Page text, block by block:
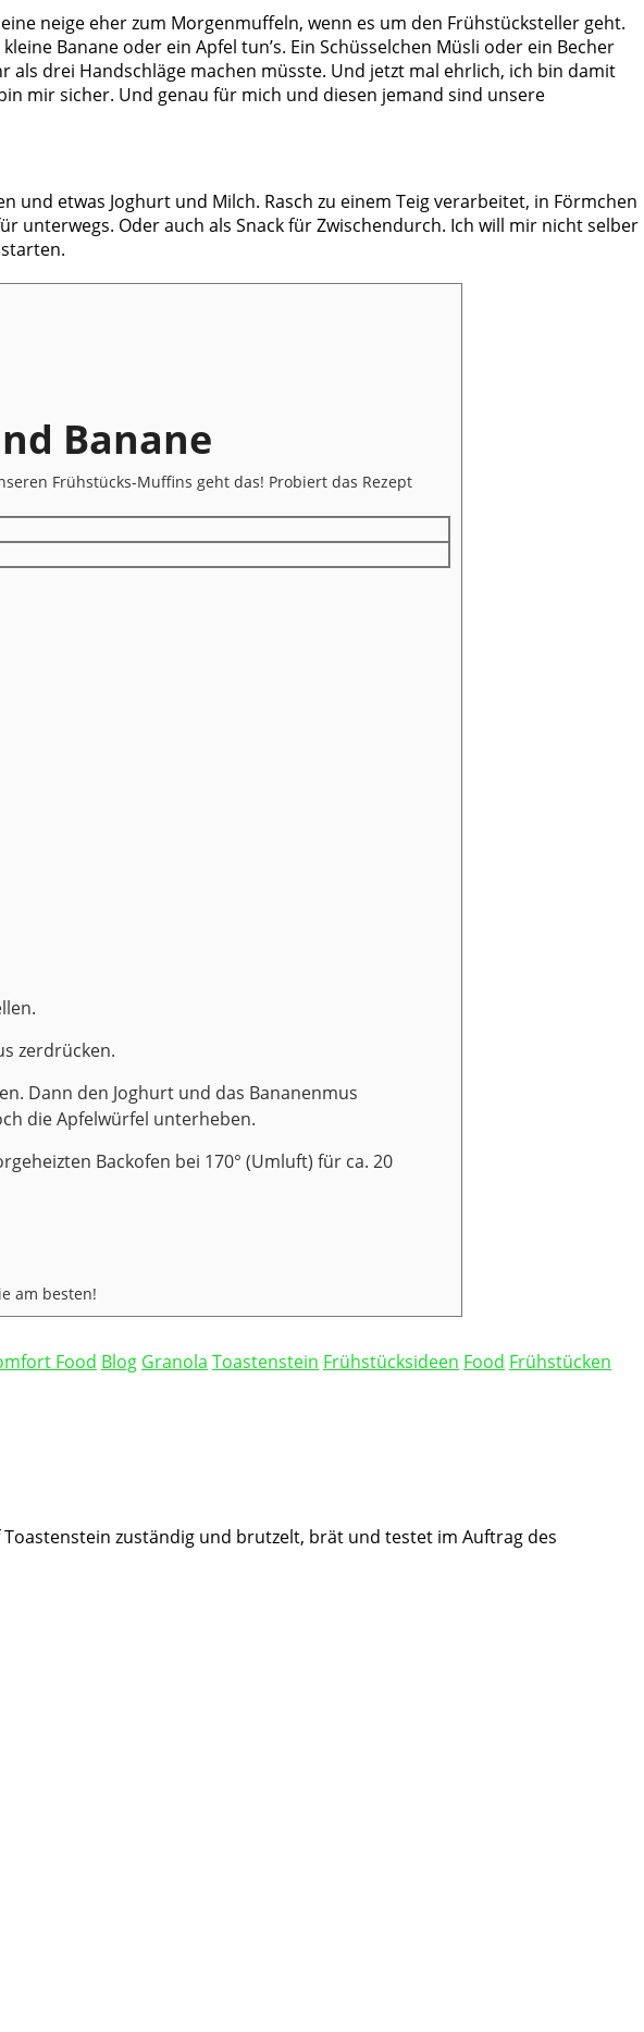
neige eher zum Morgenmuffeln, wenn es um den Frühstücksteller geht.
Banane oder ein Apfel tun’s. Ein Schüsselchen Müsli oder ein Becher
als drei Handschläge machen müsste. Und jetzt mal ehrlich, ich bin damit
mir sicher. Und genau für mich und diesen jemand sind unsere
und etwas Joghurt und Milch. Rasch zu einem Teig verarbeitet, in Förmchen
unterwegs. Oder auch als Snack für Zwischendurch. Ich will mir nicht selber
Banane
Frühstücks-Muffins geht das! Probiert das Rezept
zerdrücken.
Dann den Joghurt und das Bananenmus
die Apfelwürfel unterheben.
Backofen bei 170° (Umluft) für ca. 20
am besten!
Food Blog Granola Toastenstein Frühstücksideen Food Frühstücken
zuständig und brutzelt, brät und testet im Auftrag des